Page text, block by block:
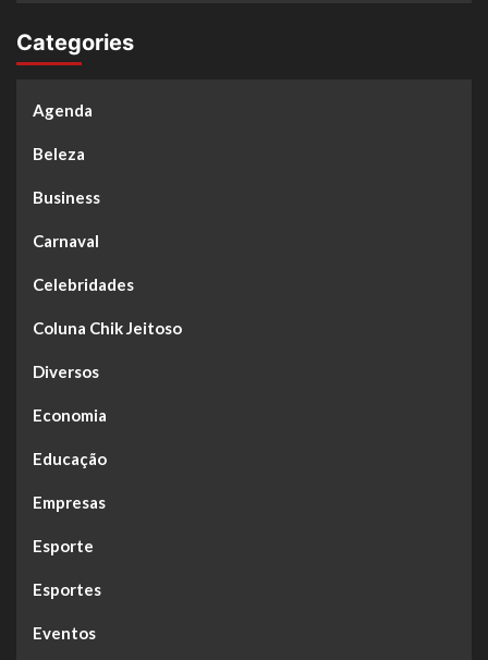
Categories
Agenda
Beleza
Business
Carnaval
Celebridades
Coluna Chik Jeitoso
Diversos
Economia
Educação
Empresas
Esporte
Esportes
Eventos